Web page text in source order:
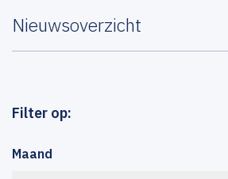
Nieuwsoverzicht
Filter op:
Maand